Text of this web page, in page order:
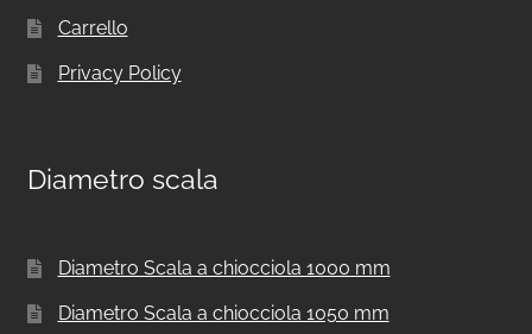
Carrello
Privacy Policy
Diametro scala
Diametro Scala a chiocciola 1000 mm
Diametro Scala a chiocciola 1050 mm